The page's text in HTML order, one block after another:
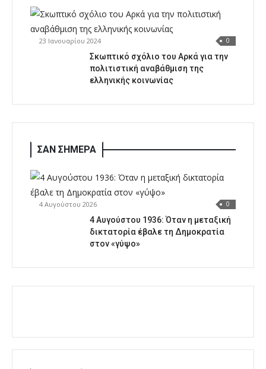
23 Ιανουαρίου 2024 0
Σκωπτικό σχόλιο του Αρκά για την
πολιτιστική αναβάθμιση της
ελληνικής κοινωνίας
ΣΑΝ ΣΗΜΕΡΑ
4 Αυγούστου 2026 0
4 Αυγούστου 1936: Όταν η μεταξική
δικτατορία έβαλε τη Δημοκρατία
στον «γύψο»